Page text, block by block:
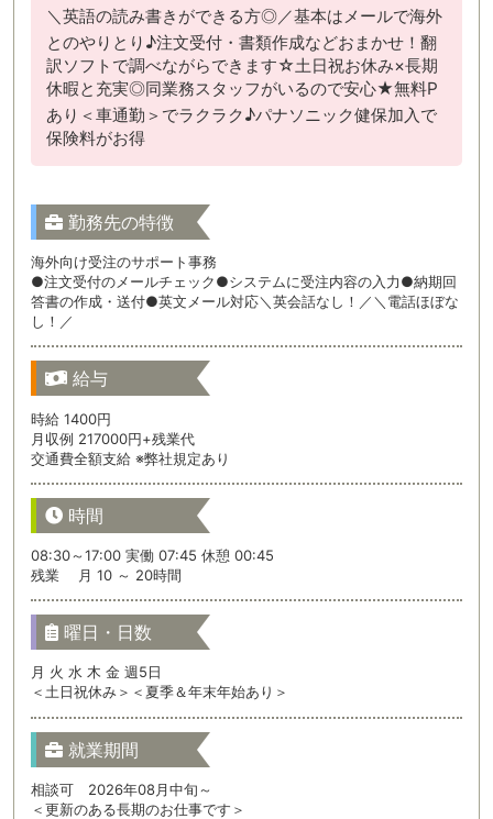
＼英語の読み書きができる方◎／基本はメールで海外
とのやりとり♪注文受付・書類作成などおまかせ！翻
訳ソフトで調べながらできます☆土日祝お休み×長期
休暇と充実◎同業務スタッフがいるので安心★無料P
あり＜車通勤＞でラクラク♪パナソニック健保加入で
保険料がお得
勤務先の特徴
海外向け受注のサポート事務
●注文受付のメールチェック●システムに受注内容の入力●納期回
答書の作成・送付●英文メール対応＼英会話なし！／＼電話ほぼな
し！／
給与
時給 1400円
月収例 217000円+残業代
交通費全額支給 ※弊社規定あり
時間
08:30～17:00 実働 07:45 休憩 00:45
残業 月 10 ～ 20時間
曜日・日数
月 火 水 木 金 週5日
＜土日祝休み＞＜夏季＆年末年始あり＞
就業期間
相談可 2026年08月中旬～
＜更新のある長期のお仕事です＞